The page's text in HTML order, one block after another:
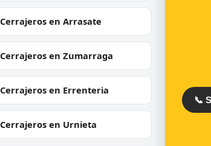
Cerrajeros en Arrasate
Cerrajeros en Zumarraga
Cerrajeros en Errenteria
Cerrajeros en Urnieta
📞